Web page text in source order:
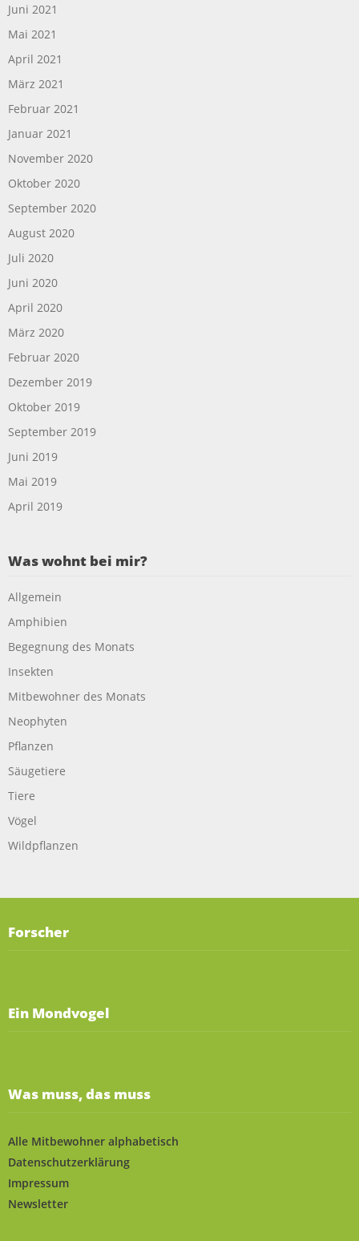
Juni 2021
Mai 2021
April 2021
März 2021
Februar 2021
Januar 2021
November 2020
Oktober 2020
September 2020
August 2020
Juli 2020
Juni 2020
April 2020
März 2020
Februar 2020
Dezember 2019
Oktober 2019
September 2019
Juni 2019
Mai 2019
April 2019
Was wohnt bei mir?
Allgemein
Amphibien
Begegnung des Monats
Insekten
Mitbewohner des Monats
Neophyten
Pflanzen
Säugetiere
Tiere
Vögel
Wildpflanzen
Forscher
Ein Mondvogel
Was muss, das muss
Alle Mitbewohner alphabetisch
Datenschutzerklärung
Impressum
Newsletter